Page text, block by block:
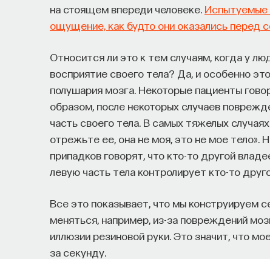
на стоящем впереди человеке. Испытуемые
ощущение, как будто они оказались перед
Относится ли это к тем случаям, когда у
восприятие своего тела? Да, и особенно
полушария мозга. Некоторые пациенты
образом, после некоторых случаев
часть своего тела. В самых тяжелых
отрежьте ее, она не моя, это не мое тело».
припадков говорят, что кто-то другой
левую часть тела контролирует кто-то
Все это показывает, что мы
меняться, например, из-за повреждений
иллюзии резиновой руки. Это значит, что
за секунду.